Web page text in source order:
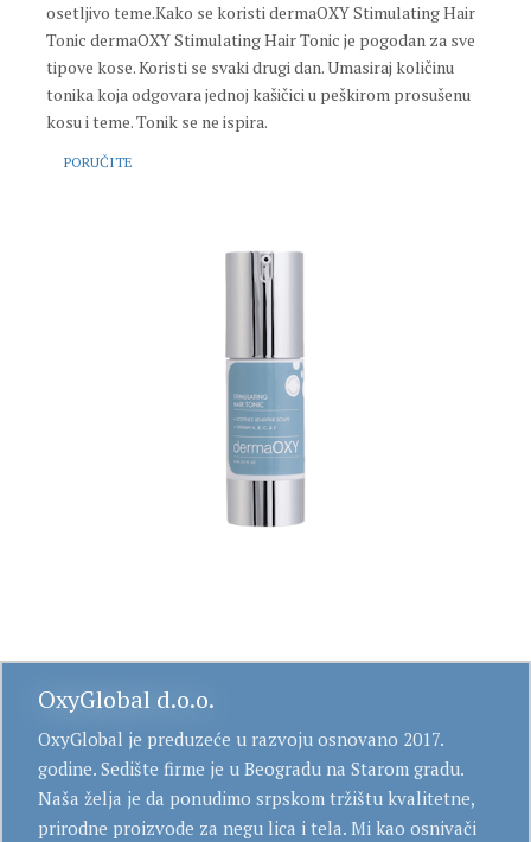
osetljivo teme.Kako se koristi dermaOXY Stimulating Hair
Tonic dermaOXY Stimulating Hair Tonic je pogodan za sve
tipove kose. Koristi se svaki drugi dan. Umasiraj količinu
tonika koja odgovara jednoj kašičici u peškirom prosušenu
kosu i teme. Tonik se ne ispira.
PORUČITE
OxyGlobal d.o.o.
OxyGlobal je preduzeće u razvoju osnovano 2017.
godine. Sedište firme je u Beogradu na Starom gradu.
Naša želja je da ponudimo srpskom tržištu kvalitetne,
prirodne proizvode za negu lica i tela. Mi kao osnivači